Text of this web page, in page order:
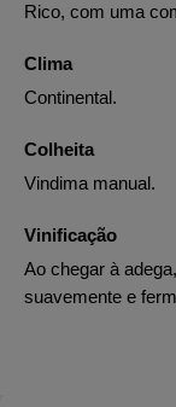
Rico, com uma
Clima
Continental.
Colheita
Vindima manual.
Vinificação
Ao chegar à
suavemente e